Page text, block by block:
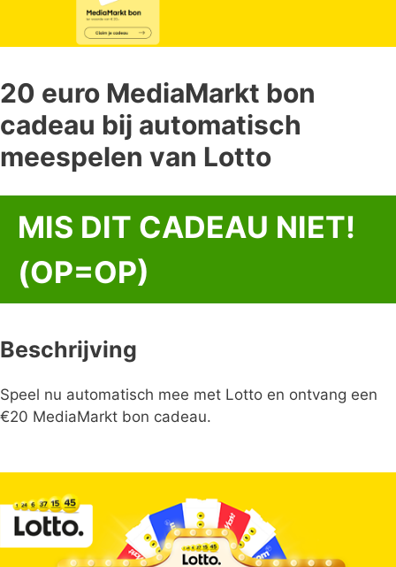
20 euro MediaMarkt bon
cadeau bij automatisch
meespelen van Lotto
MIS DIT CADEAU NIET!
(OP=OP)
Beschrijving
Speel nu automatisch mee met Lotto en ontvang een
€20 MediaMarkt bon cadeau.